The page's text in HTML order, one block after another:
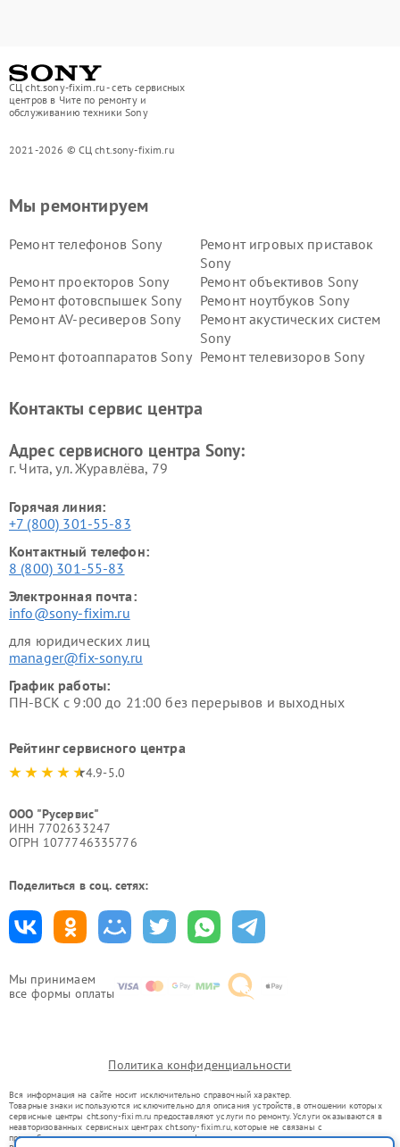
СЦ cht.sony-fixim.ru - сеть сервисных
центров в Чите по ремонту и
обслуживанию техники Sony
2021-2026 © СЦ cht.sony-fixim.ru
Мы принимаем
все формы оплаты
Мы ремонтируем
Ремонт телефонов Sony
Ремонт игровых приставок
Sony
Ремонт проекторов Sony
Ремонт объективов Sony
Ремонт фотовспышек Sony
Ремонт ноутбуков Sony
Ремонт AV-ресиверов Sony
Ремонт акустических систем
Sony
Ремонт фотоаппаратов Sony Ремонт телевизоров Sony
Контакты сервис центра
Адрес сервисного центра Sony:
г. Чита, ул. Журавлёва, 79
Горячая линия:
+7 (800) 301-55-83
Контактный телефон:
8 (800) 301-55-83
Электронная почта:
info@sony-fixim.ru
для юридических лиц
manager@fix-sony.ru
График работы:
ПН-ВСК с 9:00 до 21:00 без перерывов и выходных
Рейтинг сервисного центра
4.9-5.0
ООО "Русервис"
ИНН 7702633247
ОГРН 1077746335776
Поделиться в соц. сетях:
Политика конфиденциальности
Вся информация на сайте носит исключительно справочный характер.
Товарные знаки используются исключительно для описания устройств, в отношении которых
сервисные центры cht.sony-fixim.ru предоставляют услуги по ремонту. Услуги оказываются в
неавторизованных сервисных центрах cht.sony-fixim.ru, которые не связаны с
правообладателями товарных знаков или их официальными представителями.